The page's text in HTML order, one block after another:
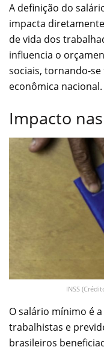
A definição do
impacta
de vida dos
influencia o
sociais, tornando-
econômica nacional.
Impacto
INSS
O salário mínimo é
trabalhistas e
brasileiros